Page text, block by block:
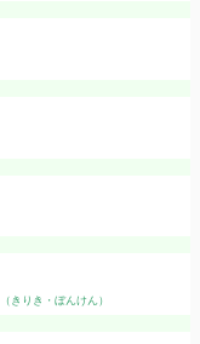
（きりき・ぼんけん）